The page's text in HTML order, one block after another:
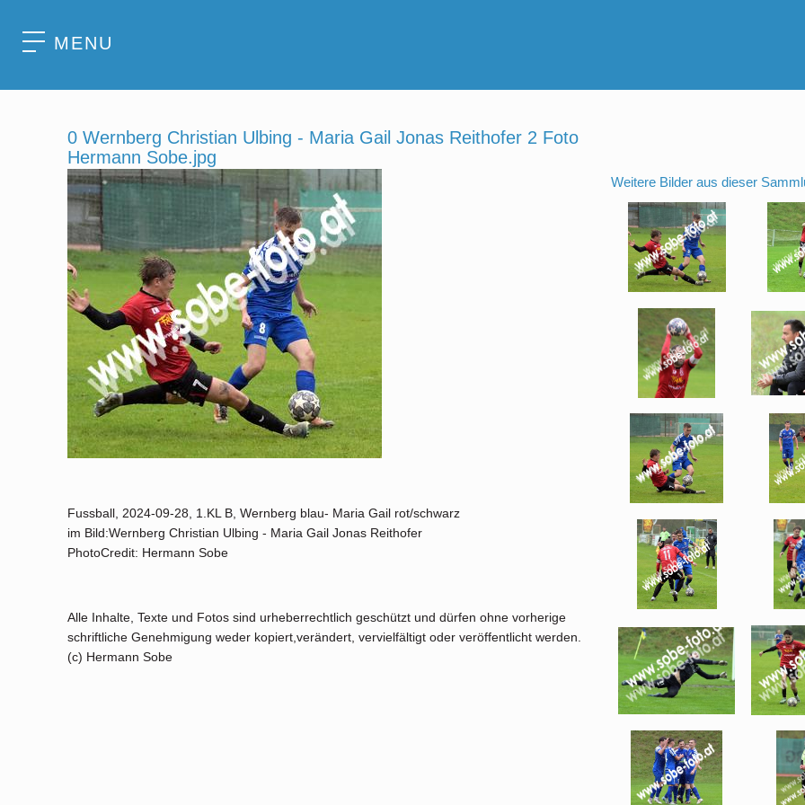
MENU
0 Wernberg Christian Ulbing - Maria Gail Jonas Reithofer 2 Foto
Hermann Sobe.jpg
Fussball, 2024-09-28, 1.KL B, Wernberg blau- Maria Gail rot/schwarz
im Bild:Wernberg Christian Ulbing - Maria Gail Jonas Reithofer
PhotoCredit: Hermann Sobe
Alle Inhalte, Texte und Fotos sind urheberrechtlich geschützt und dürfen ohne vorherige
schriftliche Genehmigung weder kopiert,verändert, vervielfältigt oder veröffentlicht werden.
(c) Hermann Sobe
Weitere Bilder aus dieser